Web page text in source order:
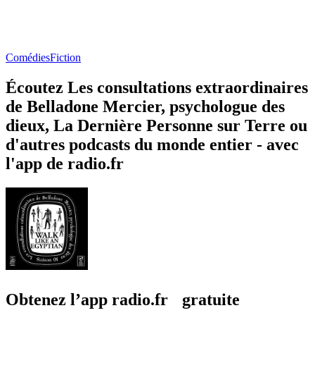
ComédiesFiction
Écoutez Les consultations extraordinaires
de Belladone Mercier, psychologue des
dieux, La Dernière Personne sur Terre ou
d'autres podcasts du monde entier - avec
l'app de radio.fr
Obtenez l’app radio.fr gratuite